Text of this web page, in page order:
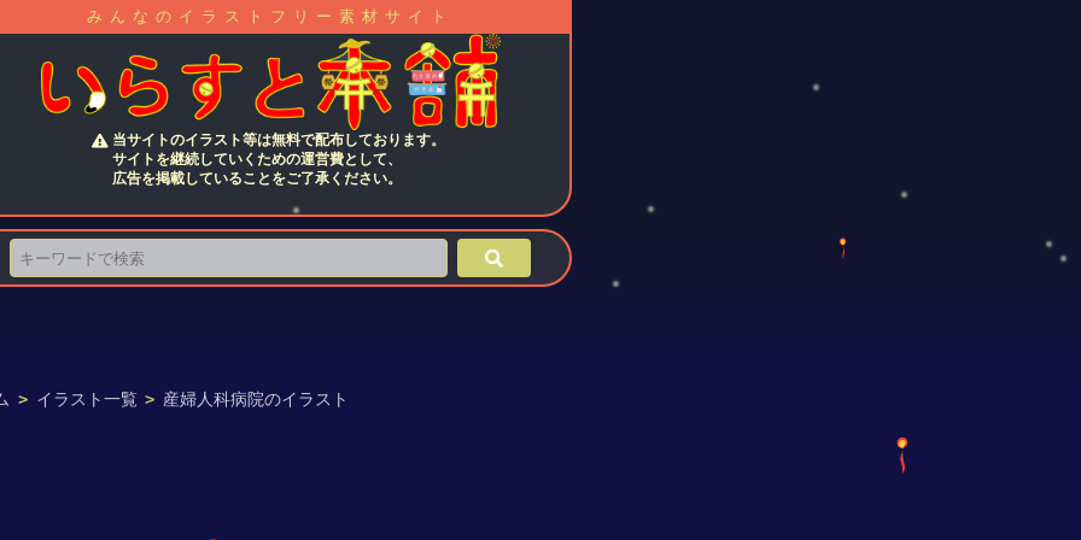
みんなのイラストフリー素材サイト
当サイトのイラスト等は無料で配布しております。
サイトを継続していくための運営費として、
広告を掲載していることをご了承ください。
> イラスト一覧 > 産婦人科病院のイラスト